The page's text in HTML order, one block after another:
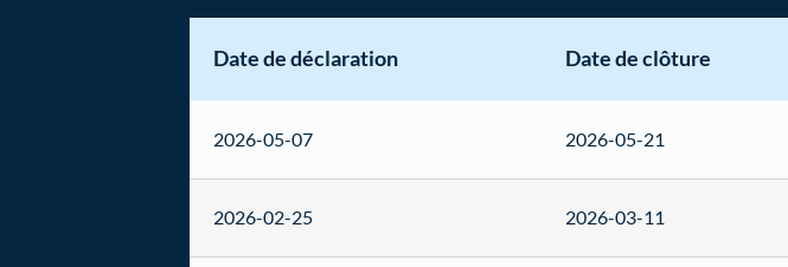
Date de déclaration Date de clôture
2026-05-07 2026-05-21
2026-02-25 2026-03-11